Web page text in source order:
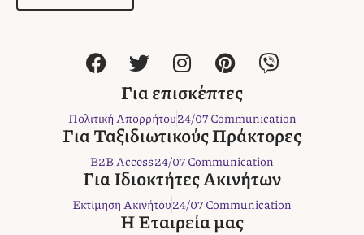
F
a
e
b
o
o
k
T
w
i
t
t
e
r
I
n
s
t
a
g
r
a
m
P
i
n
t
e
r
e
s
t
V
i
e
r
Για επισκέπτες
Πολιτική Απορρήτου24/07 Communication
Για Ταξιδιωτικούς Πράκτορες
B2B Access24/07 Communication
Για Ιδιοκτήτες Ακινήτων
Εκτίμηση Ακινήτου24/07 Communication
Η Εταιρεία μας